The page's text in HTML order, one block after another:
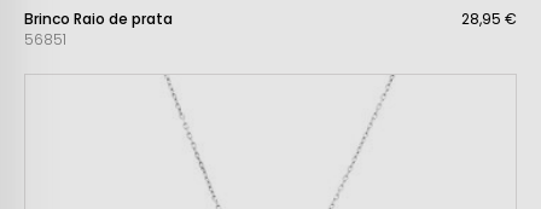
Brinco Raio de prata
56851
28,95 €